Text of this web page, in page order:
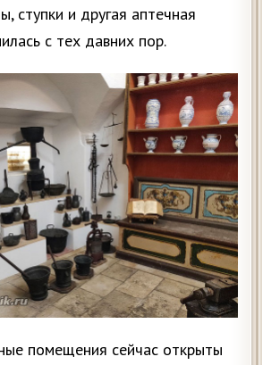
ступки и другая аптечная
с тех давних пор.
помещения сейчас открыты